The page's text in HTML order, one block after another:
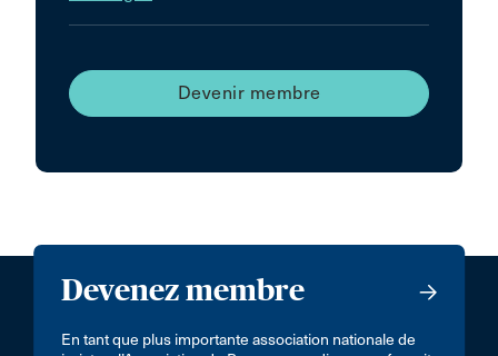
Devenir membre
Devenez membre
En tant que plus importante association nationale de